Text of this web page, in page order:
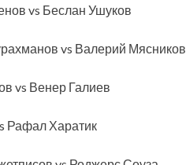
vs Беслан Ушуков
vs Валерий Мясников
vs Венер Галиев
Рафал Харатик